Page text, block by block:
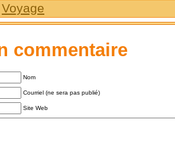
Voyage
commentaire
Nom
Courriel (ne sera pas publié)
Site Web